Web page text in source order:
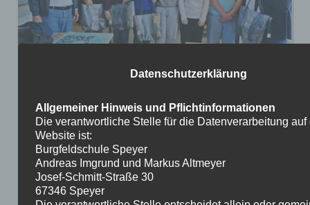
Datenschutzerklärung
Allgemeiner Hinweis und Pflichtinformationen
Die verantwortliche Stelle für die Datenverarbeitung auf
Website ist:
Burgfeldschule Speyer
Andreas Imgrund und Markus Altmeyer
Josef-Schmitt-Straße 30
67346 Speyer